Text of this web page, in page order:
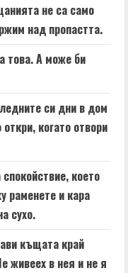
не са само
над пропастта.
това. А може би
си дни в дом
когато отвори
което
раменете и кара
сухо.
къщата край
живеех в нея и не я